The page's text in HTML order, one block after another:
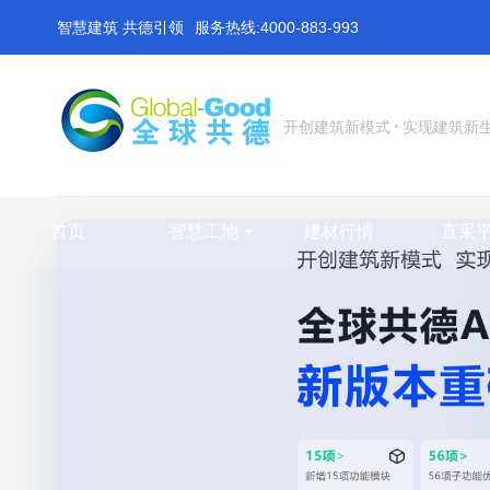
智慧建筑 共德引领 服务热线:4000-883-993
开创建筑新模式 实现建筑新
首页 智慧工地 建材行情 直采